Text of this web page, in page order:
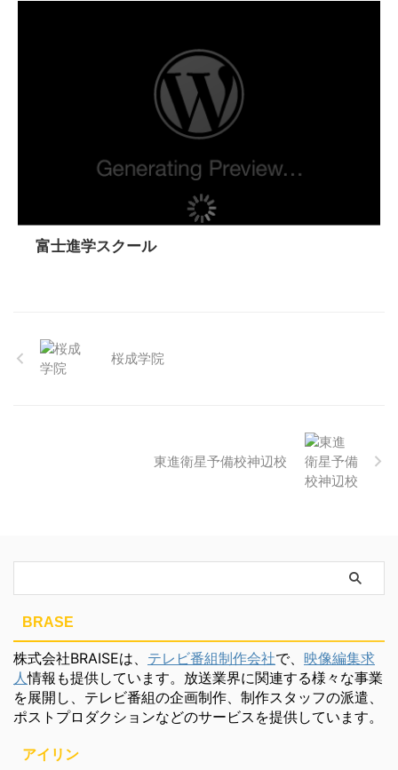
富士進学スクール
桜成学院
東進衛星予備校神辺校
BRASE
株式会社BRAISEは、 テレビ番組制作会社で、 映像編集求
人情報も提供しています。放送業界に関連する様々な事業
を展開し、テレビ番組の企画制作、制作スタッフの派遣、
ポストプロダクションなどのサービスを提供しています。
アイリン